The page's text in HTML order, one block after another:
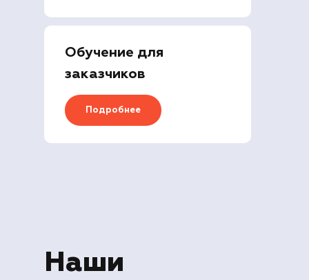
Обучение для
заказчиков
Подробнее
Наши